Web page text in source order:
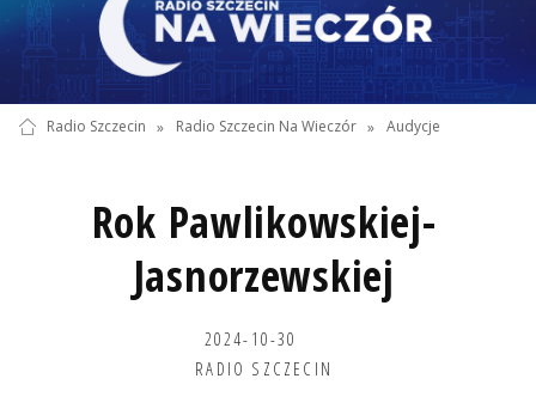
Radio Szczecin » Radio Szczecin Na Wieczór » Audycje
Rok Pawlikowskiej-
Jasnorzewskiej
2024-10-30
RADIO SZCZECIN